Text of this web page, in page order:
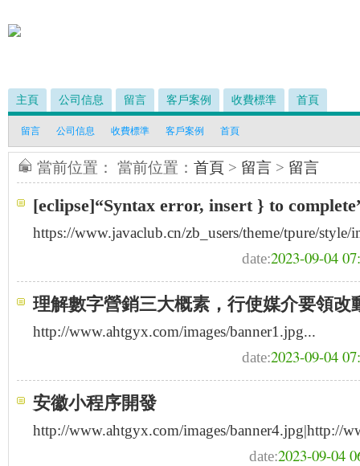
主頁 公司信息 留言 客戶案例 收費標準 首頁
留言 公司信息 收費標準 客戶案例 首頁
當前位置： 當前位置： 首頁 > 留言 > 留言
[eclipse]“Syntax error, insert } to
https://www.javaclub.cn/zb_users/theme/tpure/style/
date:2023-09-04
理解數字營銷三大概素，行使媒介要領改
http://www.ahtgyx.com/images/banner1.jpg...
date:2023-09-04
安徽小程序開發
http://www.ahtgyx.com/images/banner4.jpg|http://
date:2023-09-04